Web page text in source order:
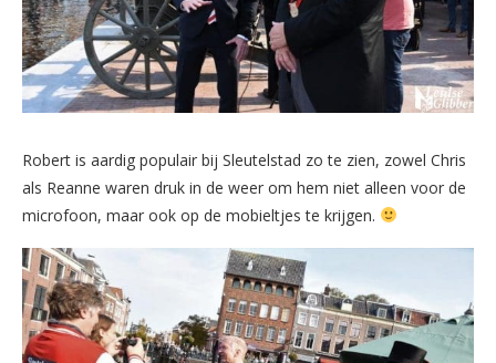
Robert is aardig populair bij Sleutelstad zo te zien, zowel Chris
als Reanne waren druk in de weer om hem niet alleen voor de
microfoon, maar ook op de mobieltjes te krijgen.